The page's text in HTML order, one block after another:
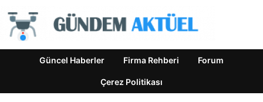
Güncel Haberler Firma Rehberi Forum
Çerez Politikası